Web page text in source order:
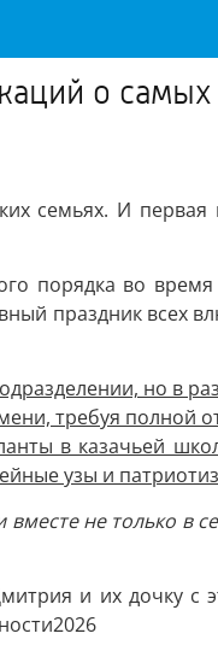
о самых
семьях. И
порядка во
праздник всех
но в
требуя полной
в казачьей
узы и
не только в
и их дочку с